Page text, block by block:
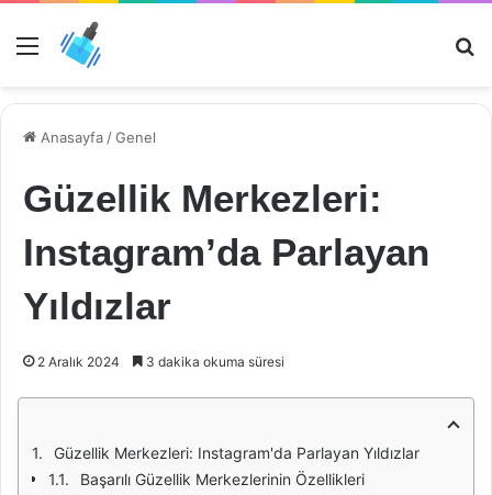
Menü
Anasayfa /Genel
Güzellik Merkezleri:
Instagram’da Parlayan
Yıldızlar
2 Aralık 2024 3 dakika okuma süresi
Güzellik Merkezleri: Instagram'da Parlayan Yıldızlar
Başarılı Güzellik Merkezlerinin Özellikleri